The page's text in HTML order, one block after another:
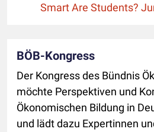
Smart Are Students?
BÖB-Kongress
Der Kongress des Bündnis
möchte Perspektiven und
Ökonomischen Bildung in
und lädt dazu Expertinnen